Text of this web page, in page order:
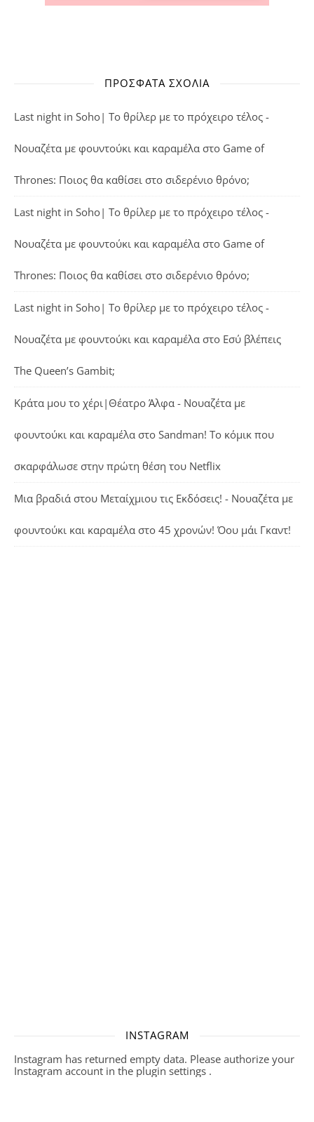
ΠΡΌΣΦΑΤΑ ΣΧΌΛΙΑ
Last night in Soho| Το θρίλερ με το πρόχειρο τέλος -
Νουαζέτα με φουντούκι και καραμέλα στο Game of
Thrones: Ποιος θα καθίσει στο σιδερένιο θρόνο;
Last night in Soho| Το θρίλερ με το πρόχειρο τέλος -
Νουαζέτα με φουντούκι και καραμέλα στο Game of
Thrones: Ποιος θα καθίσει στο σιδερένιο θρόνο;
Last night in Soho| Το θρίλερ με το πρόχειρο τέλος -
Νουαζέτα με φουντούκι και καραμέλα στο Εσύ βλέπεις
The Queen’s Gambit;
Κράτα μου το χέρι|Θέατρο Άλφα - Νουαζέτα με
φουντούκι και καραμέλα στο Sandman! Το κόμικ που
σκαρφάλωσε στην πρώτη θέση του Netflix
Μια βραδιά στου Μεταίχμιου τις Εκδόσεις! - Νουαζέτα με
φουντούκι και καραμέλα στο 45 χρονών! Όου μάι Γκαντ!
INSTAGRAM
Instagram has returned empty data. Please authorize your
Instagram account in the plugin settings .